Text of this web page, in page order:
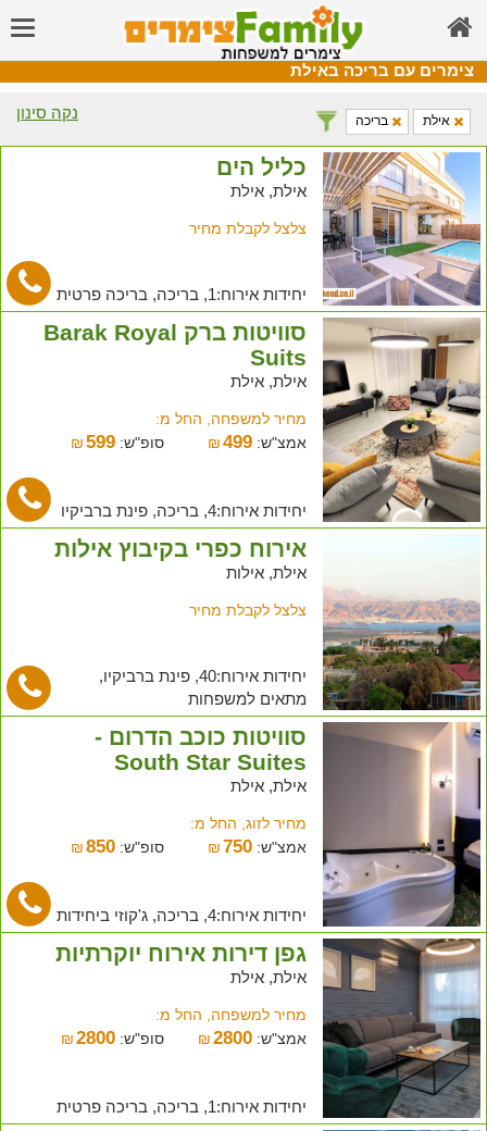
צימרים עם בריכה באילת
נקה סינון אילת בריכה
כליל הים
אילת, אילת
צלצל לקבלת מחיר
יחידות אירוח:1, בריכה, בריכה פרטית
סוויטות ברק Barak Royal
Suits
אילת, אילת
מחיר למשפחה, החל מ:
אמצ"ש:
₪499 סופ"ש: ₪ 599
יחידות אירוח:4, בריכה, פינת ברביקיו
אירוח כפרי בקיבוץ אילות
אילת, אילות
צלצל לקבלת מחיר
יחידות אירוח:40, פינת ברביקיו,
מתאים למשפחות
סוויטות כוכב הדרום -
South Star Suites
אילת, אילת
מחיר לזוג, החל מ:
אמצ"ש:
₪750 סופ"ש: ₪ 850
יחידות אירוח:4, בריכה, ג'קוזי ביחידות
גפן דירות אירוח יוקרתיות
אילת, אילת
מחיר למשפחה, החל מ:
אמצ"ש:
₪2800 סופ"ש: ₪ 2800
יחידות אירוח:1, בריכה, בריכה פרטית